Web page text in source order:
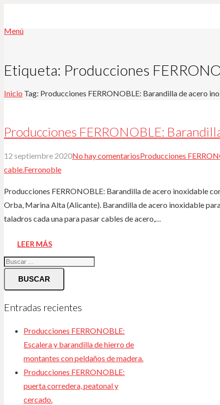
Menú
Etiqueta: Producciones
Inicio Tag: Producciones FERRONOBLE: Barandilla de acero
Producciones FERRONOBLE:
12 septiembre 2020No hay comentariosProducciones
cable.Ferronoble
Producciones FERRONOBLE: Barandilla de acero inoxidable
Orba, Marina Alta (Alicante). Barandilla de acero inoxidable
taladros cada una para pasar cables de acero,…
LEER MÁS
BUSCAR
Entradas recientes
Producciones FERRONOBLE:
Escalera y barandilla de hierro de
montantes con peldaños de madera.
Producciones FERRONOBLE:
puerta corredera, peatonal y
cercado.